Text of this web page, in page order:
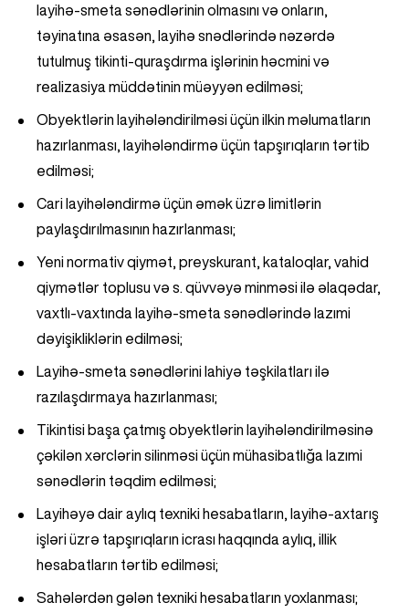
layihə-smeta sənədlərinin olmasını və onların,
təyinatına əsasən, layihə snədlərində nəzərdə
tutulmuş tikinti-quraşdırma işlərinin həcmini və
realizasiya müddətinin müəyyən edilməsi;
Obyektlərin layihələndirilməsi üçün ilkin məlumatların
hazırlanması, layihələndirmə üçün tapşırıqların tərtib
edilməsi;
Cari layihələndirmə üçün əmək üzrə limitlərin
paylaşdırılmasının hazırlanması;
Yeni normativ qiymət, preyskurant, kataloqlar, vahid
qiymətlər toplusu və s. qüvvəyə minməsi ilə əlaqədar,
vaxtlı-vaxtında layihə-smeta sənədlərində lazımi
dəyişikliklərin edilməsi;
Layihə-smeta sənədlərini lahiyə təşkilatları ilə
razılaşdırmaya hazırlanması;
Tikintisi başa çatmış obyektlərin layihələndirilməsinə
çəkilən xərclərin silinməsi üçün mühasibatlığa lazımi
sənədlərin təqdim edilməsi;
Layihəyə dair aylıq texniki hesabatların, layihə-axtarış
işləri üzrə tapşırıqların icrası haqqında aylıq, illik
hesabatların tərtib edilməsi;
Sahələrdən gələn texniki hesabatların yoxlanması;